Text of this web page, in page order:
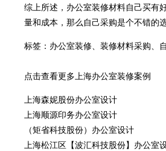
综上所述，办公室装修材料自己买有
量和成本，那么自己采购是个不错的
标签：办公室装修、装修材料采购、
点击查看更多上海办公室装修案例
上海森妮股份办公室设计
上海顺源印务办公室设计
（矩省科技股份）办公室设计
上海松江区【波汇科技股份】办公室